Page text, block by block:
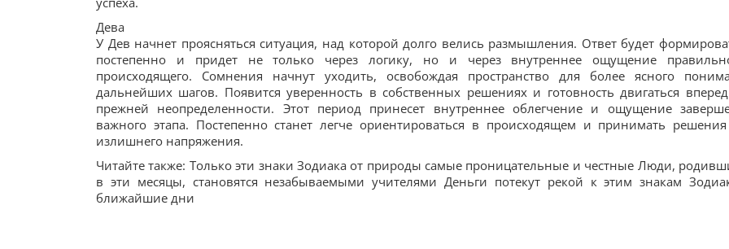
Дева
У Дев начнет проясняться ситуация, над которой долго велись размышления. Ответ будет
постепенно и придет не только через логику, но и через внутреннее ощущение
происходящего. Сомнения начнут уходить, освобождая пространство для более ясного
дальнейших шагов. Появится уверенность в собственных решениях и готовность двигаться
прежней неопределенности. Этот период принесет внутреннее облегчение и ощущение
важного этапа. Постепенно станет легче ориентироваться в происходящем и принимать
излишнего напряжения.
Читайте также: Только эти знаки Зодиака от природы самые проницательные и честные Люди,
в эти месяцы, становятся незабываемыми учителями Деньги потекут рекой к этим знакам
ближайшие дни